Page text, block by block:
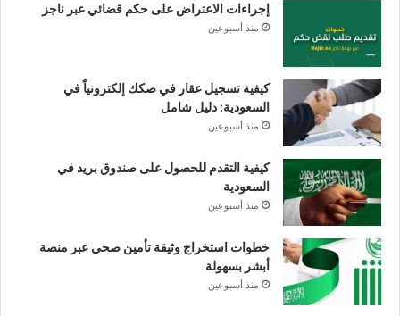
إجراءات الاعتراض على حكم قضائي عبر ناجز
منذ أسبوعين
كيفية تسجيل عقار في صكك إلكترونياً في
السعودية: دليل شامل
منذ أسبوعين
كيفية التقدم للحصول على صندوق بريد في
السعودية
منذ أسبوعين
خطوات استخراج وثيقة تأمين صحي عبر منصة
أبشر بسهولة
منذ أسبوعين